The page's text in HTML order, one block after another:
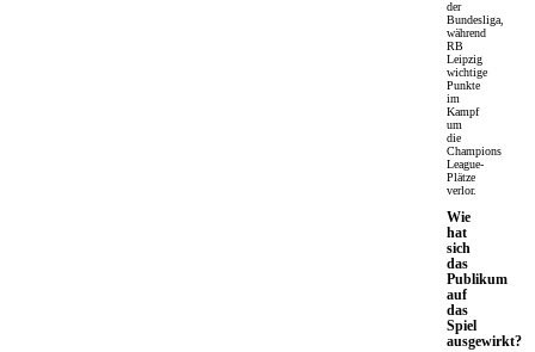
der
Bundesliga,
während
RB
Leipzig
wichtige
Punkte
im
Kampf
um
die
Champions
League-
Plätze
verlor.
Wie
hat
sich
das
Publikum
auf
das
Spiel
ausgewirkt?